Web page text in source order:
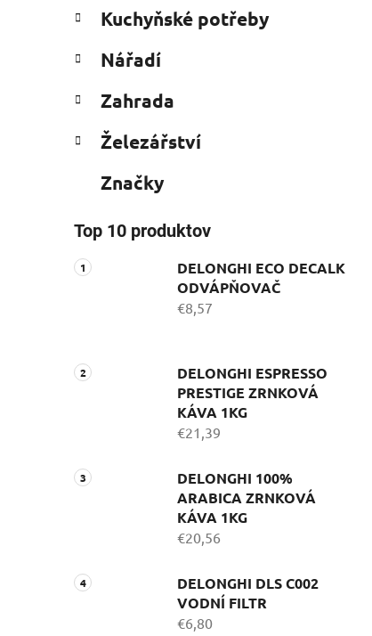
Kuchyňské potřeby
Nářadí
Zahrada
Železářství
Značky
Top 10 produktov
DELONGHI ECO DECALK
ODVÁPŇOVAČ
€8,57
DELONGHI ESPRESSO
PRESTIGE ZRNKOVÁ
KÁVA 1KG
€21,39
DELONGHI 100%
ARABICA ZRNKOVÁ
KÁVA 1KG
€20,56
DELONGHI DLS C002
VODNÍ FILTR
€6,80